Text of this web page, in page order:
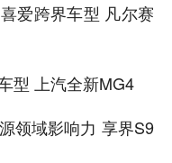
爱跨界车型 凡尔赛
型 上汽全新MG4
领域影响力 享界S9